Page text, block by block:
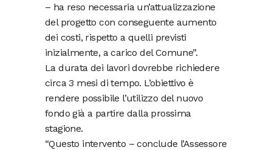
– ha reso necessaria un’attualizzazione
del progetto con conseguente aumento
dei costi, rispetto a quelli previsti
inizialmente, a carico del Comune”.
La durata dei lavori dovrebbe richiedere
circa 3 mesi di tempo. L’obiettivo è
rendere possibile l’utilizzo del nuovo
fondo già a partire dalla prossima
stagione.
“Questo intervento – conclude l’Assessore